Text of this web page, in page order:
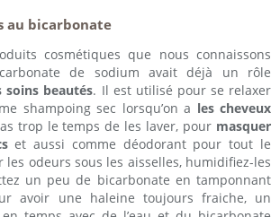
au bicarbonate
cosmétiques que nous connaissons
de sodium avait déjà un rôle
soins beautés. Il est utilisé pour se relaxer
shampoing sec lorsqu’on a les cheveux
trop le temps de les laver, pour masquer
et aussi comme déodorant pour tout le
les odeurs sous les aisselles, humidifiez-les
un peu de bicarbonate en tamponnant
avoir une haleine toujours fraiche, un